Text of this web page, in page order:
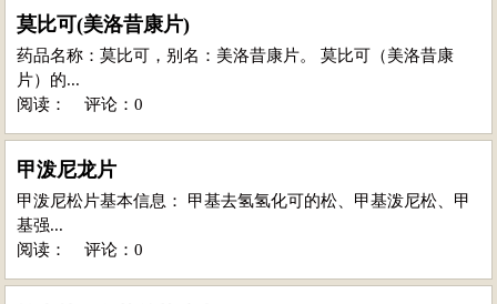
莫比可(美洛昔康片)
药品名称：莫比可，别名：美洛昔康片。 莫比可（美洛昔康
片）的...
阅读：
评论：0
甲泼尼龙片
甲泼尼松片基本信息： 甲基去氢氢化可的松、甲基泼尼松、甲
基强...
阅读：
评论：0